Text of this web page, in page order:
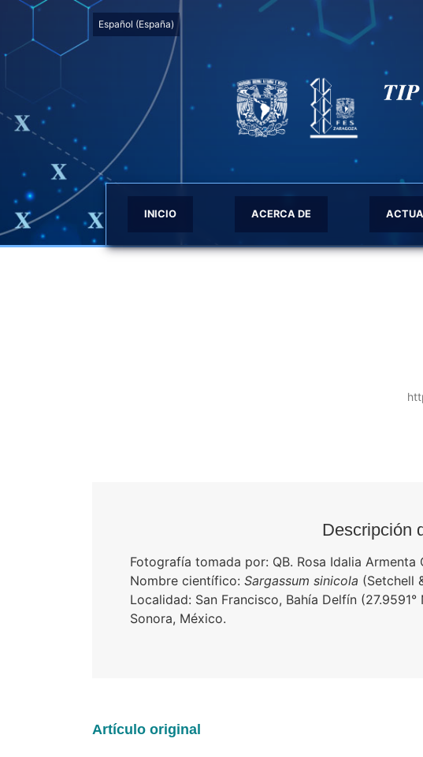
Vol. 27 (2024)
INICIO ACERCA DE
Cambiar el idioma. El actual es:
Español (España)
Descripción
Fotografía tomada por: QB. Rosa Idalia Armenta
Nombre científico: Sargassum sinicola (Setchell
Localidad: San Francisco, Bahía Delfín
Sonora, México.
Artículo original